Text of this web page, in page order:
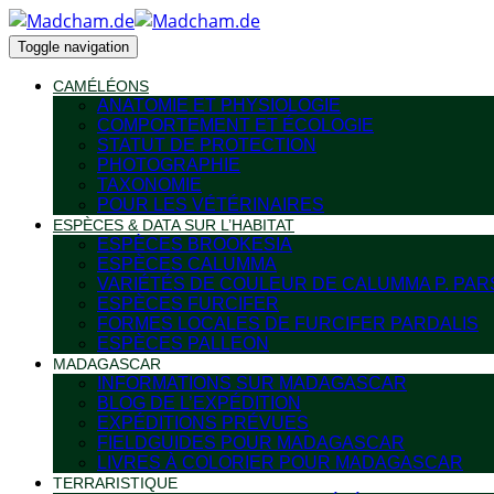
Toggle navigation
CAMÉLÉONS
ANATOMIE ET PHYSIOLOGIE
COMPORTEMENT ET ÉCOLOGIE
STATUT DE PROTECTION
PHOTOGRAPHIE
TAXONOMIE
POUR LES VÉTÉRINAIRES
ESPÈCES & DATA SUR L’HABITAT
ESPÈCES BROOKESIA
ESPÈCES CALUMMA
VARIÉTÉS DE COULEUR DE CALUMMA P.
ESPÈCES FURCIFER
FORMES LOCALES DE FURCIFER PARDALIS
ESPÈCES PALLEON
MADAGASCAR
INFORMATIONS SUR MADAGASCAR
BLOG DE L’EXPÉDITION
EXPÉDITIONS PRÉVUES
FIELDGUIDES POUR MADAGASCAR
LIVRES À COLORIER POUR MADAGASCAR
TERRARISTIQUE